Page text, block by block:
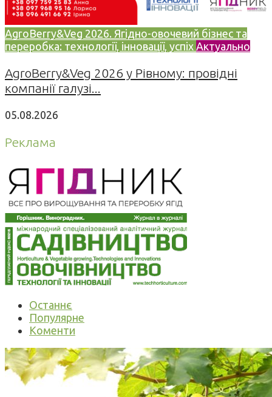
AgroBerry&Veg 2026. Ягідно-овочевий бізнес та
переробка: технології, інновації, успіх Актуально
AgroBerry&Veg 2026 у Рівному: провідні
компанії галузі...
05.08.2026
Реклама
Останнє
Популярне
Коменти